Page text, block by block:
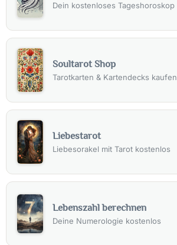
Dein kostenloses Tageshoroskop
Soultarot Shop
Tarotkarten & Kartendecks kaufen
Liebestarot
Liebesorakel mit Tarot kostenlos
Lebenszahl berechnen
Deine Numerologie kostenlos